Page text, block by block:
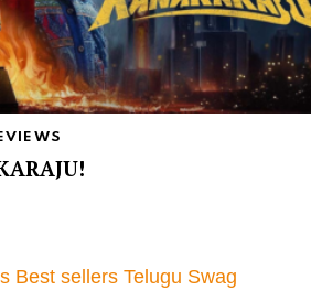
Best sellers Telugu Swag